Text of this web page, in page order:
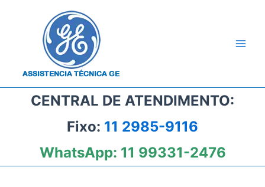
CENTRAL DE ATENDIMENTO:
Fixo: 11 2985-9116
WhatsApp: 11 99331-2476